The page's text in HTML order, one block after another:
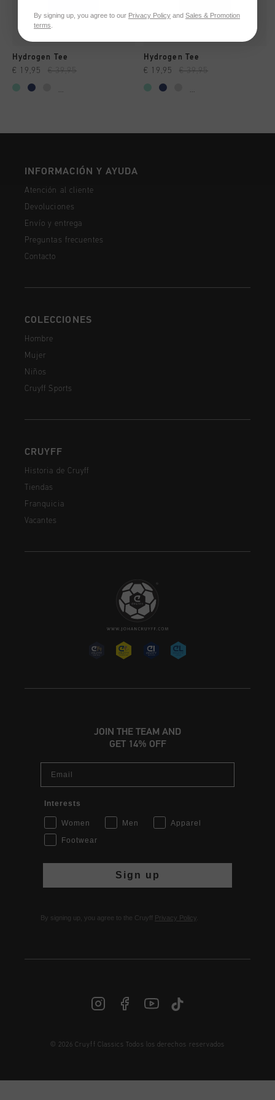
ES | € EUR
Hydrogen Tee
€ 19,95 € 39,95
...
Hydrogen Tee
€ 19,95 € 39,95
...
INFORMACIÓN Y AYUDA
Atención al cliente
Devoluciones
Envío y entrega
Preguntas frecuentes
Contacto
COLECCIONES
Hombre
Mujer
Niños
Cruyff Sports
CRUYFF
Historia de Cruyff
Tiendas
Franquicia
Vacantes
JOIN THE TEAM AND
GET 14% OFF
Interests
Women Men
Apparel
Footwear
Sign up
By signing up, you agree to the Cruyff Privacy Policy
© 2026 Cruyff Classics Todos los derechos reservados
By signing up, you agree to our Privacy Policy and Sales & Promotion
terms